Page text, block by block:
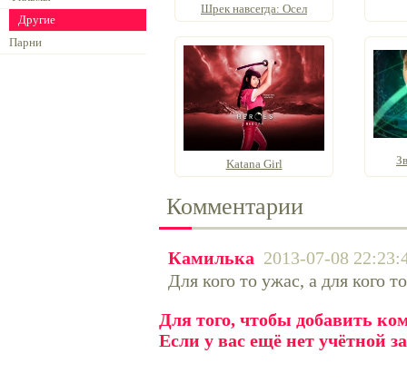
Другие
Парни
Шрек навсегда: Осел
Katana Girl
Комментарии
Камилька 2013-07-08
Для кого то ужас, а для кого
Для того, чтобы добавить
Если у вас ещё нет учётной